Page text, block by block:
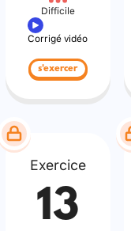
Difficile
Corrigé vidéo
s'exercer
Exercice
13